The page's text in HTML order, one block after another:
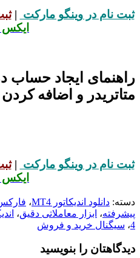
ثبت نام در وینگو مارکت |
راهنمای ایجاد حساب
متاتریدر و اضافه
ثبت نام در وینگو مارکت |
دسته: دانلود اندیکاتور MT4 ،
پیشرفته، ابزار معاملاتی دقیق،
4، سیگنال خرید و فروش
دیدگاهتان را بنویسید